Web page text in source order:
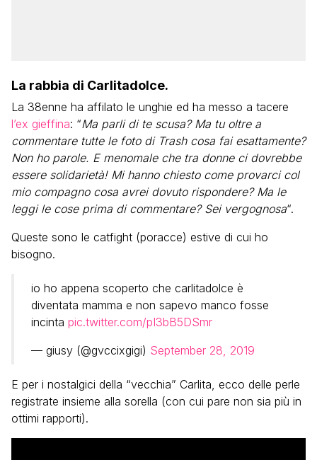
La rabbia di Carlitadolce.
La 38enne ha affilato le unghie ed ha messo a tacere
l’ex gieffina: “Ma parli di te scusa? Ma tu oltre a
commentare tutte le foto di Trash cosa fai esattamente?
Non ho parole. E menomale che tra donne ci dovrebbe
essere solidarietà! Mi hanno chiesto come provarci col
mio compagno cosa avrei dovuto rispondere? Ma le
leggi le cose prima di commentare? Sei vergognosa“.
Queste sono le catfight (poracce) estive di cui ho
bisogno.
io ho appena scoperto che carlitadolce è
diventata mamma e non sapevo manco fosse
incinta pic.twitter.com/pI3bB5DSmr
— giusy (@gvccixgigi) September 28, 2019
E per i nostalgici della “vecchia” Carlita, ecco delle perle
registrate insieme alla sorella (con cui pare non sia più in
ottimi rapporti).